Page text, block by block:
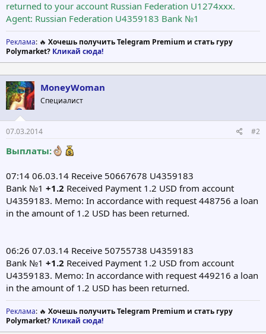
returned to your account Russian Federation U1274xxx.
Agent: Russian Federation U4359183 Bank №1
Реклама: 🔥 Хочешь получить Telegram Premium и стать гуру
Polymarket? Кликай сюда!
MoneyWoman
Специалист
07.03.2014 #2
Выплаты:
07:14 06.03.14 Receive 50667678 U4359183
Bank №1 +1.2 Received Payment 1.2 USD from account
U4359183. Memo: In accordance with request 448756 a loan
in the amount of 1.2 USD has been returned.
06:26 07.03.14 Receive 50755738 U4359183
Bank №1 +1.2 Received Payment 1.2 USD from account
U4359183. Memo: In accordance with request 449216 a loan
in the amount of 1.2 USD has been returned.
Реклама: 🔥 Хочешь получить Telegram Premium и стать гуру
Polymarket? Кликай сюда!